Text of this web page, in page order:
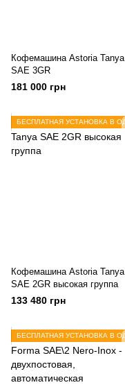
Кофемашина Astoria Tanya
SAE 3GR
181 000 грн
Кофемашина Astoria Tanya
SAE 2GR высокая группа
133 480 грн